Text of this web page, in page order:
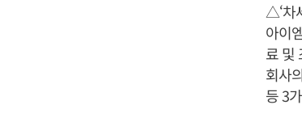
△‘차
아이
료 및
회사
등 3